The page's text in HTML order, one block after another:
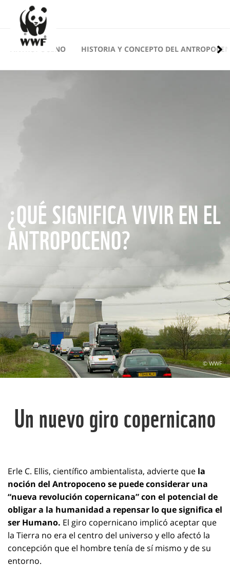
ANTROPOCENO HISTORIA Y CONCEPTO DEL
© WWF
¿QUÉ SIGNIFICA VIVIR EN EL
ANTROPOCENO?
Un nuevo giro copernicano
Erle C. Ellis, científico ambientalista, advierte que la
noción del Antropoceno se puede considerar una
“nueva revolución copernicana” con el potencial de
obligar a la humanidad a repensar lo que significa el
ser Humano. El giro copernicano implicó aceptar que
la Tierra no era el centro del universo y ello afectó la
concepción que el hombre tenía de sí mismo y de su
entorno.